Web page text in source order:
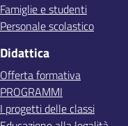
Famiglie e studenti
Personale scolastico
Didattica
Offerta formativa
PROGRAMMI
I progetti delle classi